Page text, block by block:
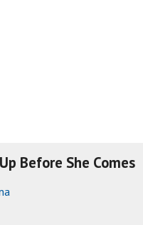
Before She Comes